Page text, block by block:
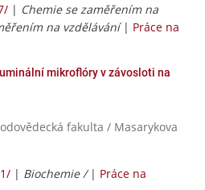
| Chemie se zaměřením na
na vzdělávání| Práce na
mikroflóry v závosloti na
fakulta / Masarykova
| Biochemie / | Práce na